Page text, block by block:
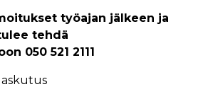
työajan jälkeen ja
tehdä
050 521 2111